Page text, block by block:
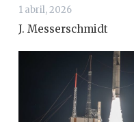
1 abril, 2026
J. Messerschmidt